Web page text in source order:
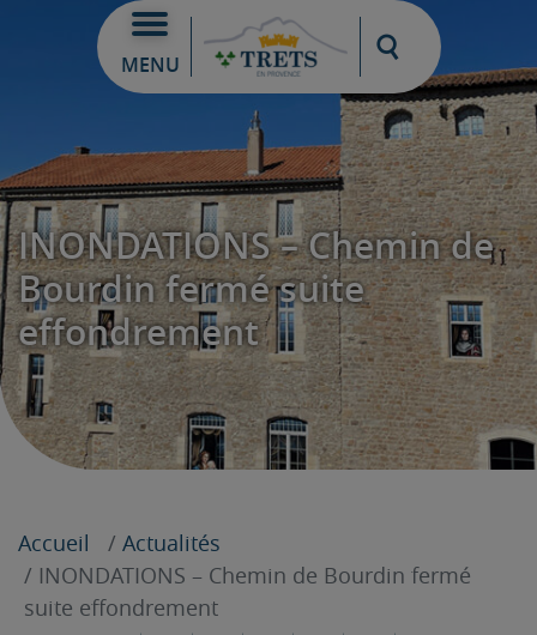
MENU
Moteur de
INONDATIONS – Chemin de
Bourdin fermé suite
effondrement
Accueil
Actualités
INONDATIONS – Chemin de Bourdin fermé
suite effondrement